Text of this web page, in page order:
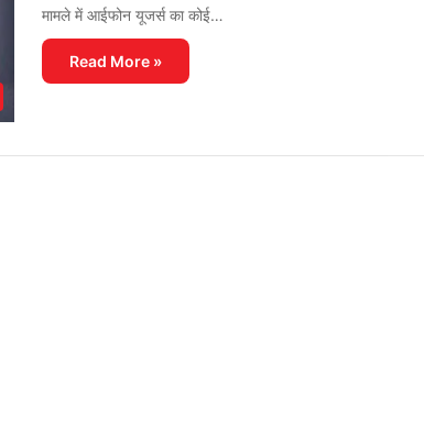
मामले में आईफोन यूजर्स का कोई…
Read More »